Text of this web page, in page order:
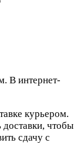
В интернет-
курьером.
доставки, чтобы
сдачу с